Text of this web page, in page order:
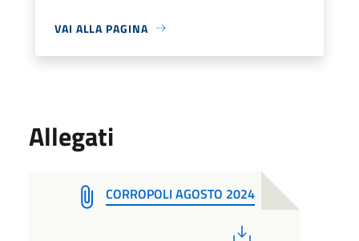
VAI ALLA PAGINA
Allegati
CORROPOLI AGOSTO 2024